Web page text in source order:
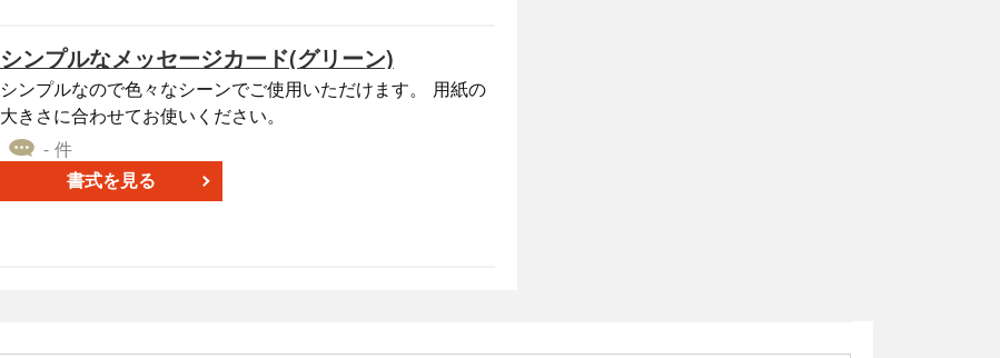
シンプルなメッセージカード(グリーン)
シンプルなので色々なシーンでご使用いただけます。 用紙の
大きさに合わせてお使いください。
- 件
書式を見る